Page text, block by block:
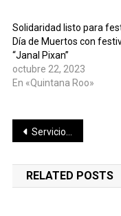
Solidaridad listo para
Día de Muertos con
“Janal Pixan”
octubre 22, 2023
En «Quintana Roo»
Navegación
de
entradas
Servicios Públicos refuerza mantenimiento en los cementerios de los puertos de Chelem y Chuburná
RELATED POSTS